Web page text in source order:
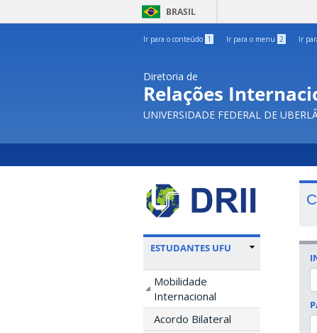
BRASIL
Ir para o conteúdo 1 Ir para o menu 2 Ir
Diretoria de
Relações
UNIVERSIDADE FEDERAL DE
ESTUDANTES UFU
Mobilidade
Internacional
Acordo Bilateral